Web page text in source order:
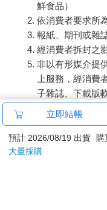
鮮食品）
依消費者要求所
報紙、期刊或雜
經消費者拆封之
非以有形媒介提
上服務，經消費
子雜誌、下載版
已拆封之個人衛
若非上列種類商品
日）。
立即結帳
預計 2026/08/19 出貨
大量採購